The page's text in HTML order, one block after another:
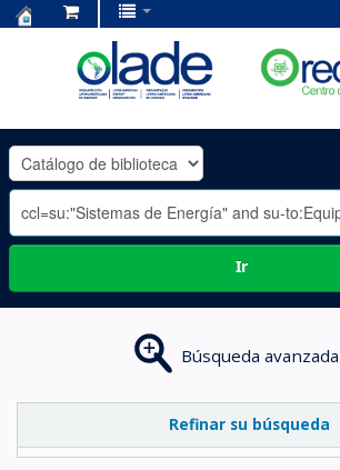
OLADE
-
Ir
Búsqueda avanzada
Refinar su búsqueda